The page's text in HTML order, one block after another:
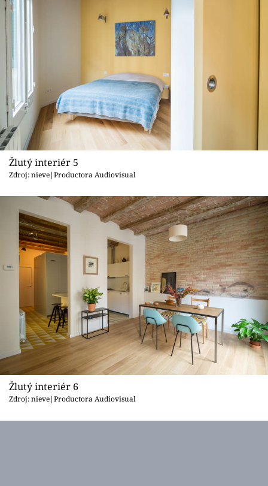
Žlutý interiér 5
Zdroj: nieve|Productora Audiovisual
Žlutý interiér 6
Zdroj: nieve|Productora Audiovisual